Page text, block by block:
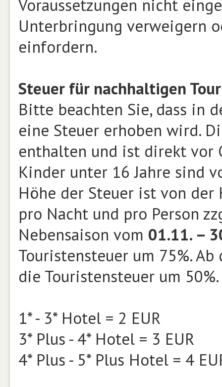
Voraussetzungen nicht
Unterbringung verweigern
einfordern.
Steuer für nachhaltigen
Bitte beachten Sie, dass in
eine Steuer erhoben wird.
enthalten und ist direkt vor
Kinder unter 16 Jahre sind
Höhe der Steuer ist von
pro Nacht und pro Person
Nebensaison vom 01.11. –
Touristensteuer um 75%.
die Touristensteuer um 50%.
1* - 3* Hotel = 2 EUR
3* Plus - 4* Hotel = 3 EUR
4* Plus - 5* Plus Hotel = 4